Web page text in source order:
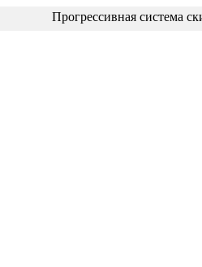
система скидок! При